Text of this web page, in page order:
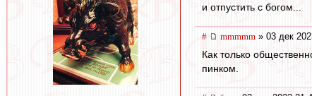
и отпустить с богом...
# mmmmm » 03 дек
Как только
пинком.